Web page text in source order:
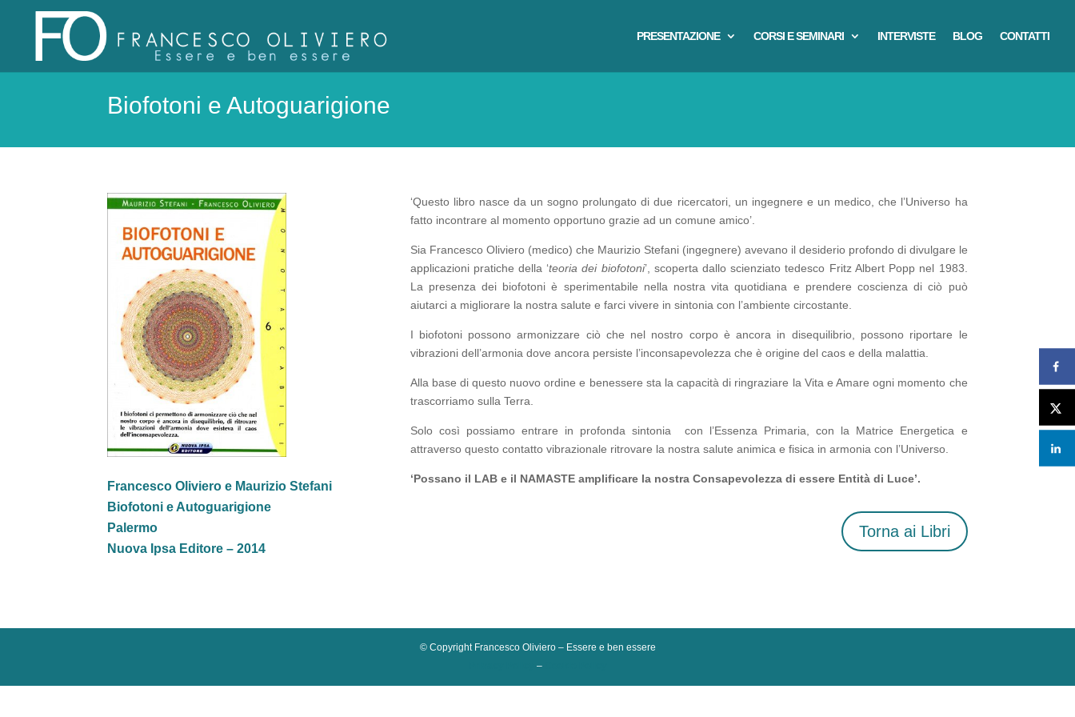
PRESENTAZIONE CORSI E SEMINARI INTERVISTE BLOG CONTATTI
Biofotoni e Autoguarigione
Francesco Oliviero e Maurizio Stefani
Biofotoni e Autoguarigione
Palermo
Nuova Ipsa Editore – 2014
‘Questo libro nasce da un sogno prolungato di due ricercatori, un ingegnere e un medico, che l’Universo ha
fatto incontrare al momento opportuno grazie ad un comune amico’.
Sia Francesco Oliviero (medico) che Maurizio Stefani (ingegnere) avevano il desiderio profondo di divulgare le
applicazioni pratiche della ‘teoria dei biofotoni’, scoperta dallo scienziato tedesco Fritz Albert Popp nel 1983.
La presenza dei biofotoni è sperimentabile nella nostra vita quotidiana e prendere coscienza di ciò può
aiutarci a migliorare la nostra salute e farci vivere in sintonia con l’ambiente circostante.
I biofotoni possono armonizzare ciò che nel nostro corpo è ancora in disequilibrio, possono riportare le
vibrazioni dell’armonia dove ancora persiste l’inconsapevolezza che è origine del caos e della malattia.
Alla base di questo nuovo ordine e benessere sta la capacità di ringraziare la Vita e Amare ogni momento che
trascorriamo sulla Terra.
Solo così possiamo entrare in profonda sintonia con l’Essenza Primaria, con la Matrice Energetica e
attraverso questo contatto vibrazionale ritrovare la nostra salute animica e fisica in armonia con l’Universo.
‘Possano il LAB e il NAMASTE amplificare la nostra Consapevolezza di essere Entità di Luce’.
Torna ai Libri
© Copyright Francesco Oliviero – Essere e ben essere
–